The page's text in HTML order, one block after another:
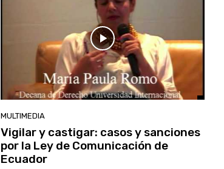
MULTIMEDIA
Vigilar y castigar: casos y sanciones
por la Ley de Comunicación de
Ecuador